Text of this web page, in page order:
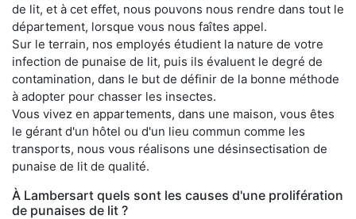
de lit, et à cet effet, nous pouvons nous rendre dans tout le
département, lorsque vous nous faîtes appel.
Sur le terrain, nos employés étudient la nature de votre
infection de punaise de lit, puis ils évaluent le degré de
contamination, dans le but de définir de la bonne méthode
à adopter pour chasser les insectes.
Vous vivez en appartements, dans une maison, vous êtes
le gérant d'un hôtel ou d'un lieu commun comme les
transports, nous vous réalisons une désinsectisation de
punaise de lit de qualité.
À Lambersart quels sont les causes d'une prolifération
de punaises de lit ?